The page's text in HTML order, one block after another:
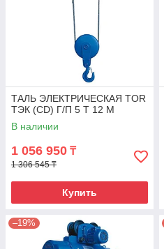
ТАЛЬ ЭЛЕКТРИЧЕСКАЯ TOR
ТЭК (CD) Г/П 5 Т 12 М
В наличии
1 056 950 ₸
1 306 545 ₸
Купить
–19%